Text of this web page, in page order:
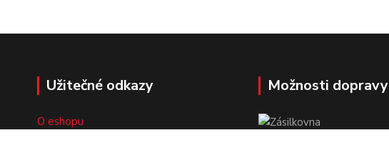
Užitečné odkazy
O eshopu
Možnosti dopravy